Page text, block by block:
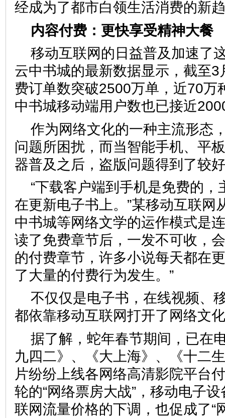
经成为了都市白领生活消费的新
内容付费：更快享受精神大餐
移动互联网的日益普及加速了
云中书城的最新数据显示，截至
费订单数突破2500万单，近70万
中书城移动端用户数也已接近
作为网络文化的一种主流形态
问题所困扰，而当智能手机、平
器普及之后，盗版问题得到了较
“下载客户端到手机是免费的
在更新电子书上。”某移动互联网
中书城等网络文学的运作模式是
读了免费章节后，一发不可收，
的付费章节，许多小说每天都在
了大量的付费行为发生。”
不仅仅是电子书，在线视频、
都依靠移动互联网打开了网络文
据了解，蛇年春节期间，已在
九四二》、《大上海》、《十二
片纷纷上线各网络高清影院平台
轮的“网络票房大战”，移动电子
联网流量价格的下调，也促成了“